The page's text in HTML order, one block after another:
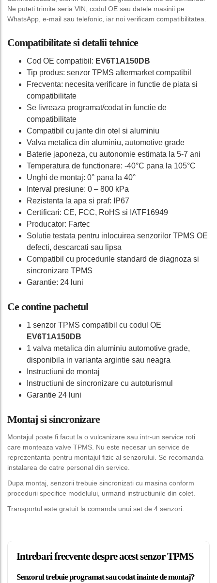
Ne puteti trimite seria VIN, codul OE sau datele masinii pe
WhatsApp, e-mail sau telefonic, iar noi verificam compatibilitatea.
Compatibilitate si detalii tehnice
Cod OE compatibil: EV6T1A150DB
Tip produs: senzor TPMS aftermarket compatibil
Frecventa: necesita verificare in functie de piata si
compatibilitate
Se livreaza programat/codat in functie de
compatibilitate
Compatibil cu jante din otel si aluminiu
Valva metalica din aluminiu, automotive grade
Baterie japoneza, cu autonomie estimata la 5-7 ani
Temperatura de functionare: -40°C pana la 105°C
Unghi de montaj: 0° pana la 40°
Interval presiune: 0 – 800 kPa
Rezistenta la apa si praf: IP67
Certificari: CE, FCC, RoHS si IATF16949
Producator: Fartec
Solutie testata pentru inlocuirea senzorilor TPMS OE
defecti, descarcati sau lipsa
Compatibil cu procedurile standard de diagnoza si
sincronizare TPMS
Garantie: 24 luni
Ce contine pachetul
1 senzor TPMS compatibil cu codul OE
EV6T1A150DB
1 valva metalica din aluminiu automotive grade,
disponibila in varianta argintie sau neagra
Instructiuni de montaj
Instructiuni de sincronizare cu autoturismul
Garantie 24 luni
Montaj si sincronizare
Montajul poate fi facut la o vulcanizare sau intr-un service roti
care monteaza valve TPMS. Nu este necesar un service de
reprezentanta pentru montajul fizic al senzorului. Se recomanda
instalarea de catre personal din service.
Dupa montaj, senzorii trebuie sincronizati cu masina conform
procedurii specifice modelului, urmand instructiunile din colet.
Transportul este gratuit la comanda unui set de 4 senzori.
Intrebari frecvente despre acest senzor TPMS
Senzorul trebuie programat sau codat inainte de montaj?